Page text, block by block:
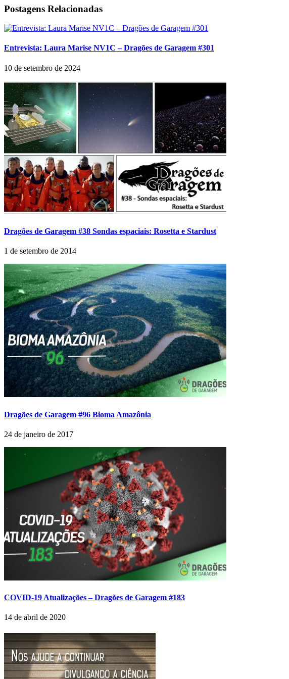
Postagens Relacionadas
Entrevista: Laura Marise NV1C – Dragões de Garagem #301
10 de setembro de 2024
Dragões de Garagem #38 Sondas espaciais: Rosetta e Stardust
1 de setembro de 2014
Dragões de Garagem #96 Bioma Amazônia
24 de janeiro de 2017
COVID-19 Atualizações – Dragões de Garagem #183
14 de abril de 2020